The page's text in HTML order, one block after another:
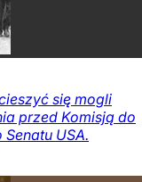
się mogli
przed Komisją do
USA.